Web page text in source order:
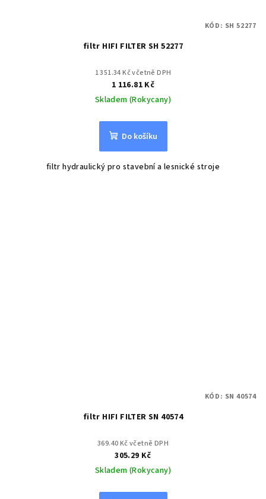
filtr HIFI FILTER SH 52277
1 351.34 Kč včetně DPH
1 116.81 Kč
Skladem (Rokycany)
Do košíku
filtr hydraulický pro stavební a lesnické stroje
KÓD: SH 52277
filtr HIFI FILTER SN 40574
369.40 Kč včetně DPH
305.29 Kč
Skladem (Rokycany)
KÓD: SN 40574